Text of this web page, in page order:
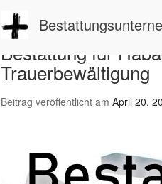
Bestattung für
Trauerbewältigung
Beitrag veröffentlicht am April 20,